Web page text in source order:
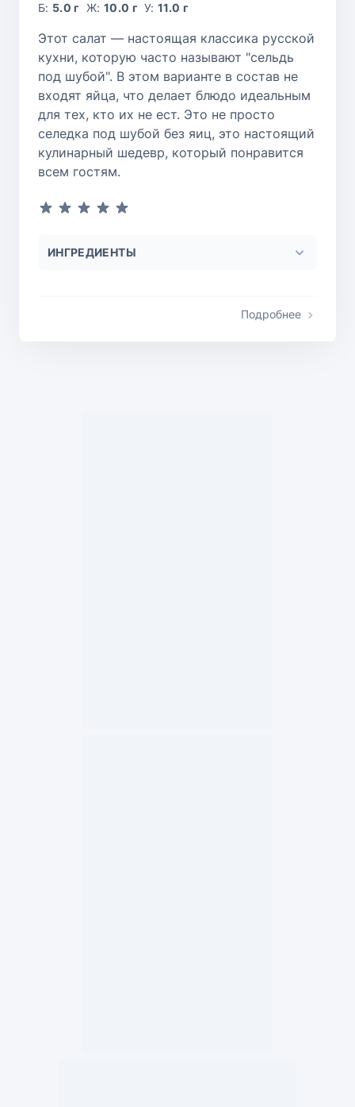
Б: 5.0 г Ж: 10.0 г У:11.0 г
Этот салат — настоящая классика русской
кухни, которую часто называют "сельдь
под шубой". В этом варианте в состав не
входят яйца, что делает блюдо идеальным
для тех, кто их не ест. Это не просто
селедка под шубой без яиц, это настоящий
кулинарный шедевр, который понравится
всем гостям.
ИНГРЕДИЕНТЫ
Подробнее